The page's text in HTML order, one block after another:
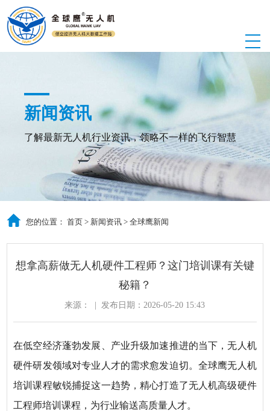
新闻资讯
了解最新无人机行业资讯，领略不一样的飞行智慧
您的位置：首页 > 新闻资讯 >全球鹰新闻
想拿高薪做无人机硬件工程师？这门培训课有关键
秘籍？
来源： 发布日期：2026-05-20 15:43
在低空经济蓬勃发展、产业升级加速推进的当下，无人机
硬件研发领域对专业人才的需求愈发迫切。全球鹰无人机
培训课程敏锐捕捉这一趋势，精心打造了无人机高级硬件
工程师培训课程，为行业输送高质量人才。